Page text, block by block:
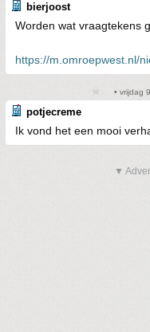
bierjoost
Worden wat vraagtekens
https://m.omroepwest.nl/
• vrijdag
potjecreme
Ik vond het een mooi
▼